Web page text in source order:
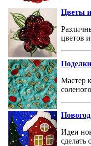
Цветы
цветов
Поделки
Мастер
Идеи
сделать